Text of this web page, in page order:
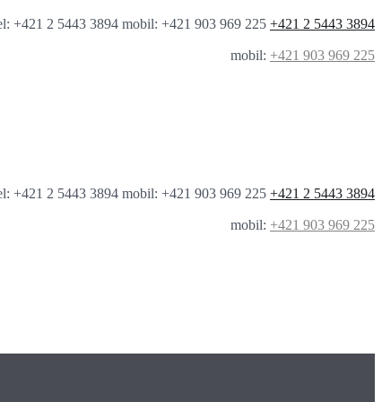
+421 2 5443 3894 mobil: +421 903 969 225 +421 2 5443 3894
mobil: +421 903 969 225
+421 2 5443 3894 mobil: +421 903 969 225 +421 2 5443 3894
mobil: +421 903 969 225